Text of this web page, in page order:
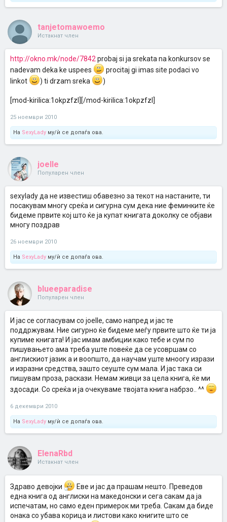
tanjetomawoemo
Истакнат член
http://okno.mk/node/7842 probaj si ja srekata na konkursov se
nadevam deka ke uspees
procitaj gi imas site podaci vo
linkot
) ti drzam sreka )
[mod-kirilica:1okpzfzl][/mod-kirilica:1okpzfzl]
25 ноември 2010
На SexyLady му/ѝ се допаѓа ова.
joelle
Популарен член
sexylady да не известиш обавезно за текот на настаните, ти
посакувам многу среќа и сигурна сум дека ние феминките ќе
бидеме првите кој што ќе ја купат книгата доколку се објави
многу поздрав
26 ноември 2010
На SexyLady му/ѝ се допаѓа ова.
blueeparadise
Популарен член
И јас се согласувам со joelle, само напред и јас те
поддржувам. Ние сигурно ќе бидеме меѓу првите што ќе ти ја
купиме книгата! И јас имам амбиции како тебе и сум по
пишувањето ама треба уште повеќе да се усовршам со
англискиот јазик а и воопшто, да научам уште мноогу изрази
и изразни средства, зашто сеуште сум мала. И јас така си
пишувам проза, раскази. Немам живци за цела книга, ќе ми
здосади. Со среќа и ја очекуваме твојата книга набрзо.. ^^
6 декември 2010
На SexyLady му/ѝ се допаѓа ова.
ElenaRbd
Истакнат член
Здраво девојки
Еве и јас да прашам нешто. Преведов
една книга од англиски на македонски и сега сакам да ја
испечатам, но само еден примерок ми треба. Сакам да биде
онака со убава корица и листови како книгите што се